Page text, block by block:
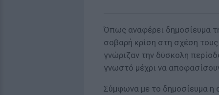
Όπως αναφέρει δημοσίευμα
σοβαρή κρίση στη σχέση
γνώριζαν την δύσκολη
γνωστό μέχρι να
Σύμφωνα με το δημοσίευμα η